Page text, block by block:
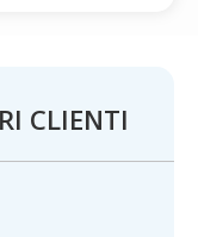
CLIENTI